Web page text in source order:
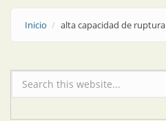
Inicio alta capacidad de ruptura
Formulario de búsqueda